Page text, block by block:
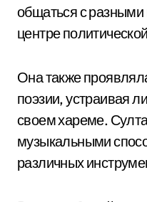
общаться с разными
центре
Она также
поэзии, устраивая
своем хареме.
музыкальными
различных